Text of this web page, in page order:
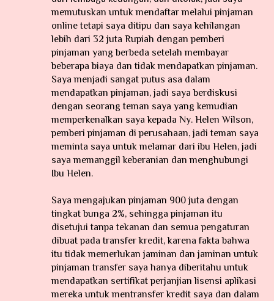
memutuskan untuk mendaftar melalui pinjaman
online tetapi saya ditipu dan saya kehilangan
lebih dari 32 juta Rupiah dengan pemberi
pinjaman yang berbeda setelah membayar
beberapa biaya dan tidak mendapatkan pinjaman.
Saya menjadi sangat putus asa dalam
mendapatkan pinjaman, jadi saya berdiskusi
dengan seorang teman saya yang kemudian
memperkenalkan saya kepada Ny. Helen Wilson,
pemberi pinjaman di perusahaan, jadi teman saya
meminta saya untuk melamar dari ibu Helen, jadi
saya memanggil keberanian dan menghubungi
Ibu Helen.
Saya mengajukan pinjaman 900 juta dengan
tingkat bunga 2%, sehingga pinjaman itu
disetujui tanpa tekanan dan semua pengaturan
dibuat pada transfer kredit, karena fakta bahwa
itu tidak memerlukan jaminan dan jaminan untuk
pinjaman transfer saya hanya diberitahu untuk
mendapatkan sertifikat perjanjian lisensi aplikasi
mereka untuk mentransfer kredit saya dan dalam